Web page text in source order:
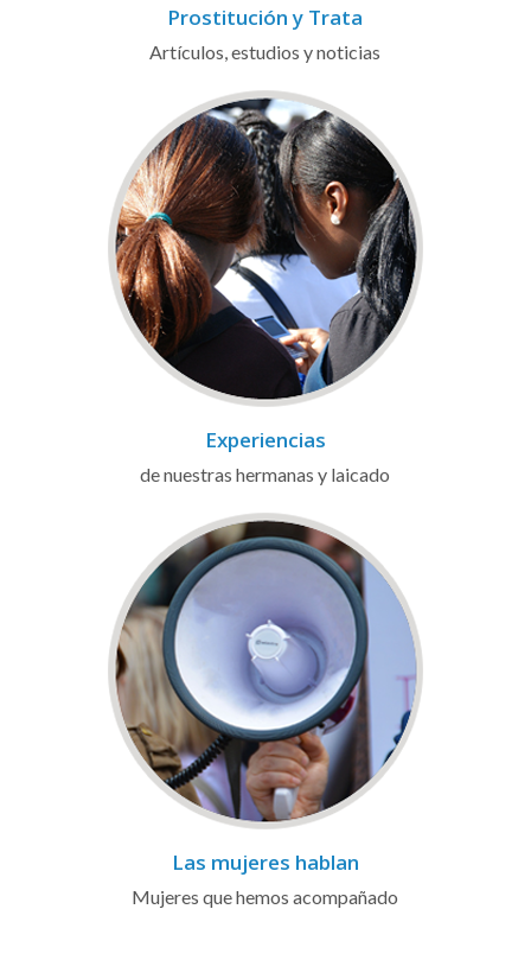
Prostitución y Trata
Artículos, estudios y noticias
Experiencias
de nuestras hermanas y laicado
Las mujeres hablan
Mujeres que hemos acompañado